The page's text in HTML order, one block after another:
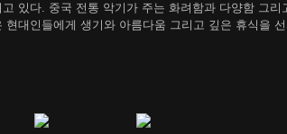
있다. 중국 전통 악기가 주는 화려함과 다양함 그리
대인들에게 생기와 아름다움 그리고 깊은 휴식을